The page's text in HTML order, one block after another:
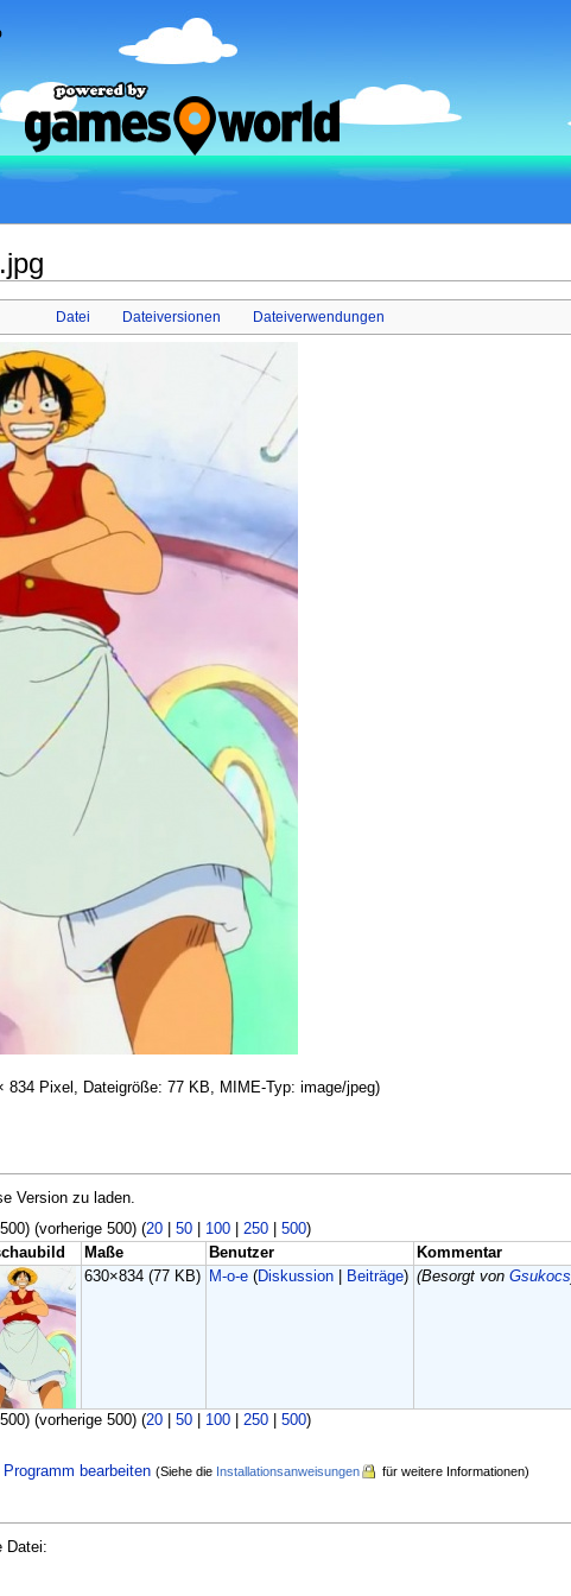
Datei Dateiversionen Dateiverwendungen
834 Pixel, Dateigröße: 77 KB, MIME-Typ: image/jpeg)
Version zu laden.
(vorherige 500) (20| 50| 100| 250| 500)
Maße Benutzer
Kommentar
630×834(77 KB) M-o-e (Diskussion Beiträge) (Besorgt vonGsukocs
(vorherige 500) (20| 50| 100| 250| 500)
bearbeiten (Siehe die Installationsanweisungen für weitere Informationen)
Datei: